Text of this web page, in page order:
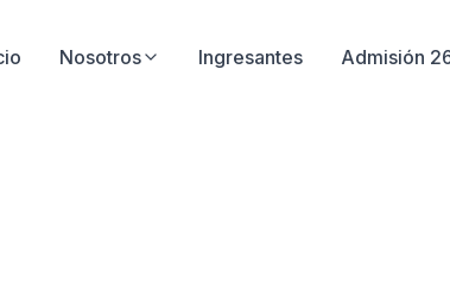
Nosotros Ingresantes Admisión